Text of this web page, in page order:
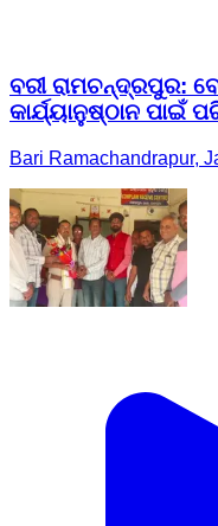
ବରୀ ରାମଚନ୍ଦ୍ରପୁର:
କାର୍ଯ୍ୟାନୁଷ୍ଠାନ
Bari Ramachandrapur,